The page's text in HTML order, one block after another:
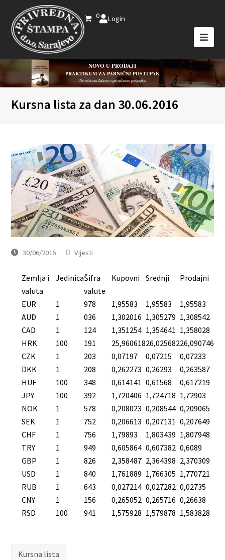
0 Login
NOVO U PRODAJI
PRAKTIKUM ZA PARNIČNI POSTUPAK
- Novelirani Zakon o parničnom postupku -
Kursna lista za dan 30.06.2016
30/06/2016 Vijesti
Zemlja i
valuta
JedinicaŠifra
valute
Kupovni Srednji Prodajni
EUR 1 978 1,95583 1,95583
1,95583
AUD
1 036 1,302016 1,305279 1,308542
CAD
1 124 1,351254 1,354641 1,358028
HRK
100 191 25,96061826,02568226,090746
CZK
1 203 0,07197 0,07215
0,07233
DKK
1 208 0,262273 0,26293
0,263587
HUF
100 348 0,614141 0,61568
0,617219
JPY
100 392 1,720406 1,724718 1,72903
NOK
1 578 0,208023 0,208544 0,209065
SEK
1 752 0,206613 0,207131 0,207649
CHF
1 756 1,79893 1,803439 1,807948
TRY
1 949 0,605864 0,607382 0,6089
GBP
1 826 2,358487 2,364398 2,370309
USD
1 840 1,761889 1,766305 1,770721
RUB
1 643 0,027214 0,027282 0,02735
CNY
1 156 0,265052 0,265716 0,26638
RSD
100 941 1,575928 1,579878 1,583828
Kursna lista